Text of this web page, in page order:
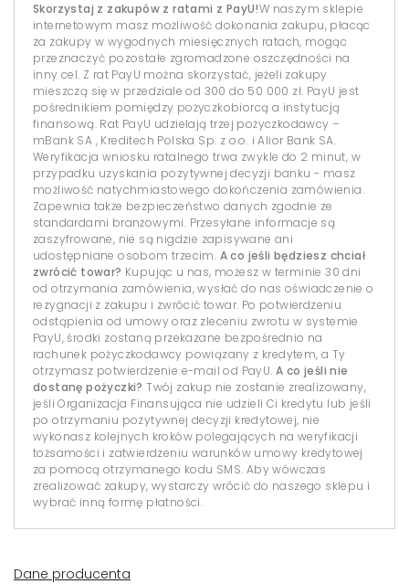
Skorzystaj z zakupów z ratami z PayU!W naszym sklepie
internetowym masz możliwość dokonania zakupu, płacąc
za zakupy w wygodnych miesięcznych ratach, mogąc
przeznaczyć pozostałe zgromadzone oszczędności na
inny cel. Z rat PayU można skorzystać, jeżeli zakupy
mieszczą się w przedziale od 300 do 50 000 zł. PayU jest
pośrednikiem pomiędzy pożyczkobiorcą a instytucją
finansową. Rat PayU udzielają trzej pożyczkodawcy –
mBank SA , Kreditech Polska Sp. z o.o. i Alior Bank SA.
Weryfikacja wniosku ratalnego trwa zwykle do 2 minut, w
przypadku uzyskania pozytywnej decyzji banku - masz
możliwość natychmiastowego dokończenia zamówienia.
Zapewnia także bezpieczeństwo danych zgodnie ze
standardami branżowymi. Przesyłane informacje są
zaszyfrowane, nie są nigdzie zapisywane ani
udostępniane osobom trzecim. A co jeśli będziesz chciał
zwrócić towar? Kupując u nas, możesz w terminie 30 dni
od otrzymania zamówienia, wysłać do nas oświadczenie o
rezygnacji z zakupu i zwrócić towar. Po potwierdzeniu
odstąpienia od umowy oraz zleceniu zwrotu w systemie
PayU, środki zostaną przekazane bezpośrednio na
rachunek pożyczkodawcy powiązany z kredytem, a Ty
otrzymasz potwierdzenie e-mail od PayU. A co jeśli nie
dostanę pożyczki? Twój zakup nie zostanie zrealizowany,
jeśli Organizacja Finansująca nie udzieli Ci kredytu lub jeśli
po otrzymaniu pozytywnej decyzji kredytowej, nie
wykonasz kolejnych kroków polegających na weryfikacji
tożsamości i zatwierdzeniu warunków umowy kredytowej
za pomocą otrzymanego kodu SMS. Aby wówczas
zrealizować zakupy, wystarczy wrócić do naszego sklepu i
wybrać inną formę płatności.
Dane producenta